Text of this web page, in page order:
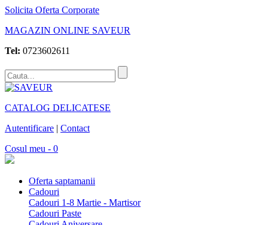
Solicita Oferta Corporate
MAGAZIN ONLINE SAVEUR
Tel: 0723602611
CATALOG DELICATESE
Autentificare | Contact
Cosul meu - 0
Oferta saptamanii
Cadouri
Cadouri 1-8 Martie - Martisor
Cadouri Paste